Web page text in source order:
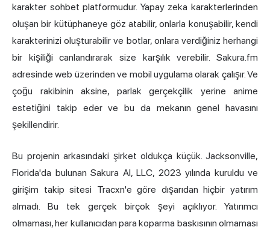
karakter sohbet platformudur. Yapay zeka karakterlerinden
oluşan bir kütüphaneye göz atabilir, onlarla konuşabilir, kendi
karakterinizi oluşturabilir ve botlar, onlara verdiğiniz herhangi
bir kişiliği canlandırarak size karşılık verebilir. Sakura.fm
adresinde web üzerinden ve mobil uygulama olarak çalışır. Ve
çoğu rakibinin aksine, parlak gerçekçilik yerine anime
estetiğini takip eder ve bu da mekanın genel havasını
şekillendirir.
Bu projenin arkasındaki şirket oldukça küçük. Jacksonville,
Florida'da bulunan Sakura AI, LLC, 2023 yılında kuruldu ve
girişim takip sitesi Tracxn'e göre dışarıdan hiçbir yatırım
almadı. Bu tek gerçek birçok şeyi açıklıyor. Yatırımcı
olmaması, her kullanıcıdan para koparma baskısının olmaması